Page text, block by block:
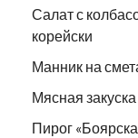
Салат с
корейски
Манник на
Мясная
Пирог